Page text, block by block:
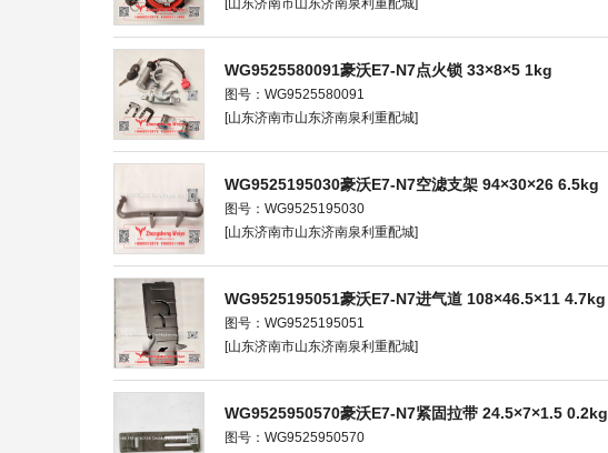
[山东济南市山东济南泉利重配城]
WG9525580091豪沃E7-N7点火锁 33×8×5 1kg
图号：WG9525580091
[山东济南市山东济南泉利重配城]
WG9525195030豪沃E7-N7空滤支架 94×30×26 6.5kg
图号：WG9525195030
[山东济南市山东济南泉利重配城]
WG9525195051豪沃E7-N7进气道 108×46.5×11 4.7kg
图号：WG9525195051
[山东济南市山东济南泉利重配城]
WG9525950570豪沃E7-N7紧固拉带 24.5×7×1.5 0.2kg
图号：WG9525950570